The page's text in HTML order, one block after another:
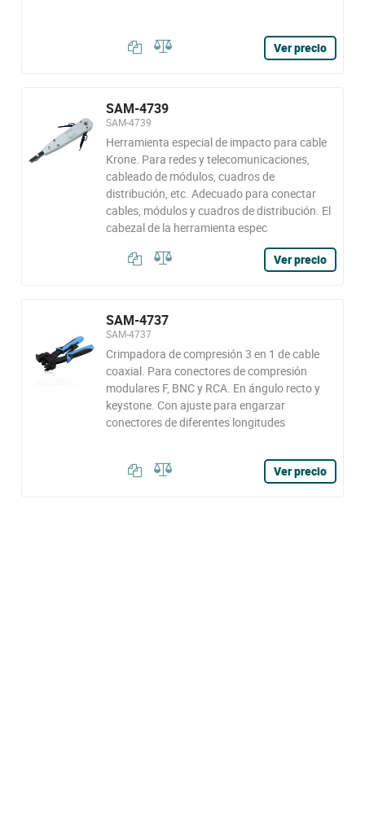
Ver precio
SAM-4739
SAM-4739
Herramienta especial de impacto para cable
Krone. Para redes y telecomunicaciones,
cableado de módulos, cuadros de
distribución, etc. Adecuado para conectar
cables, módulos y cuadros de distribución. El
cabezal de la herramienta espec
Ver precio
SAM-4737
SAM-4737
Crimpadora de compresión 3 en 1 de cable
coaxial. Para conectores de compresión
modulares F, BNC y RCA. En ángulo recto y
keystone. Con ajuste para engarzar
conectores de diferentes longitudes
Ver precio